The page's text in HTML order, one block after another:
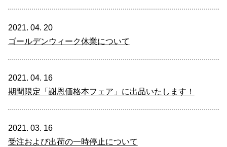
2021. 04. 20
ゴールデンウィーク休業について
2021. 04. 16
期間限定「謝恩価格本フェア」に出品いたします！
2021. 03. 16
受注および出荷の一時停止について